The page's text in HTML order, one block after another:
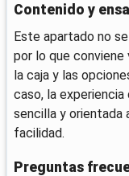
Contenido y
Este apartado no
por lo que
la caja y las
caso, la
sencilla y orientada
facilidad.
Preguntas